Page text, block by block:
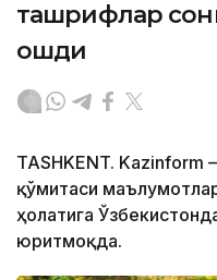
ташрифлар
ошди
TASHKENT. Kazinform
қўмитаси
ҳолатига
юритмоқда.